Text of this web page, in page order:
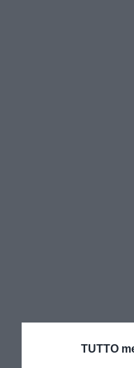
TUTTO